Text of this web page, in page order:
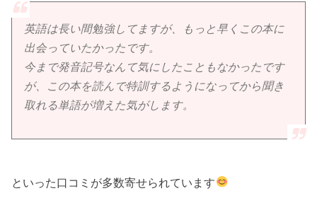
英語は長い間勉強してますが、もっと早くこの本に
出会っていたかったです。
今まで発音記号なんて気にしたこともなかったです
が、この本を読んで特訓するようになってから聞き
取れる単語が増えた気がします。
といった口コミが多数寄せられています